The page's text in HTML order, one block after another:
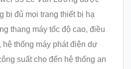
bị đủ mọi trang thiết bị hạ
thang máy tốc độ cao, điều
hệ thống máy phát điện dự
suất cho đến hệ thống an